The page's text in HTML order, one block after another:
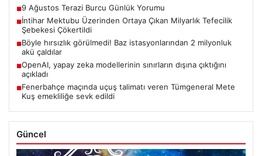
■9 Ağustos Terazi Burcu Günlük Yorumu
■İntihar Mektubu Üzerinden Ortaya Çıkan Milyarlık Tefecilik
Şebekesi Çökertildi
■Böyle hırsızlık görülmedi! Baz istasyonlarından 2 milyonluk
akü çaldılar
■OpenAI, yapay zeka modellerinin sınırların dışına çıktığını
açıkladı
■Fenerbahçe maçında uçuş talimatı veren Tümgeneral Mete
Kuş emekliliğe sevk edildi
Güncel